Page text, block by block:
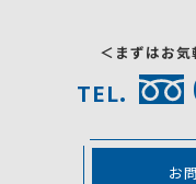
＜まずはお
TEL.
お